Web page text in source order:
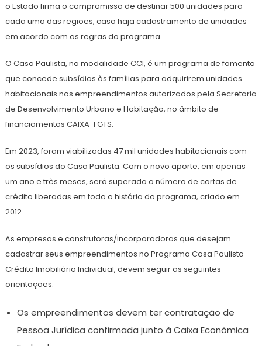
o Estado firma o compromisso de destinar 500 unidades para
cada uma das regiões, caso haja cadastramento de unidades
em acordo com as regras do programa.
O Casa Paulista, na modalidade CCI, é um programa de fomento
que concede subsídios às famílias para adquirirem unidades
habitacionais nos empreendimentos autorizados pela Secretaria
de Desenvolvimento Urbano e Habitação, no âmbito de
financiamentos CAIXA-FGTS.
Em 2023, foram viabilizadas 47 mil unidades habitacionais com
os subsídios do Casa Paulista. Com o novo aporte, em apenas
um ano e três meses, será superado o número de cartas de
crédito liberadas em toda a história do programa, criado em
2012.
As empresas e construtoras/incorporadoras que desejam
cadastrar seus empreendimentos no Programa Casa Paulista –
Crédito Imobiliário Individual, devem seguir as seguintes
orientações:
Os empreendimentos devem ter contratação de
Pessoa Jurídica confirmada junto à Caixa Econômica